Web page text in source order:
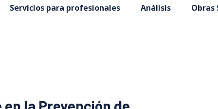
Servicios para profesionales Análisis Obras